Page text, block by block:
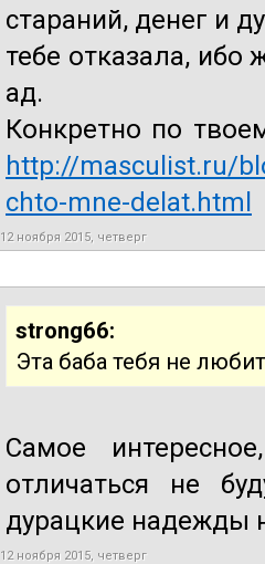
стараний, денег и
тебе отказала, ибо
ад.
Конкретно по
http://masculist.ru/
chto-mne-delat.html
12 ноября 2015, четверг
strong66:
Эта баба тебя не
Самое
отличаться не
дурацкие надежды
12 ноября 2015, четверг